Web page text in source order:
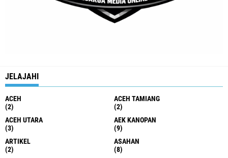
JELAJAHI
ACEH
(2)
ACEH TAMIANG
(2)
ACEH UTARA
(3)
AEK KANOPAN
(9)
ARTIKEL
(2)
ASAHAN
(8)